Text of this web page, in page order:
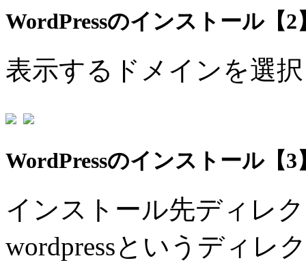
WordPressのインストール【2
表示するドメインを選
WordPressのインストール【3
インストール先ディレ
wordpressというディレ